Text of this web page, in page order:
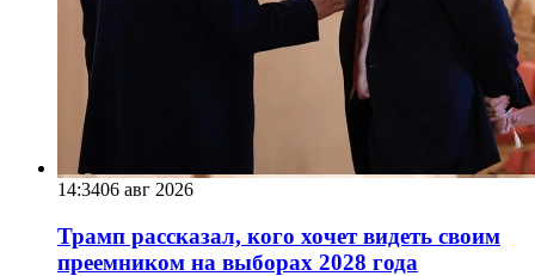
14:3406 авг 2026
Трамп рассказал, кого хочет видеть своим
преемником на выборах 2028 года